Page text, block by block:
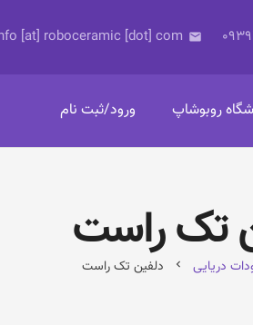
email
[at] roboceramic [dot] com
روبوشاپ ورود/ثبت نام
تک راست
دریایی chevron_left دلفین تک راست